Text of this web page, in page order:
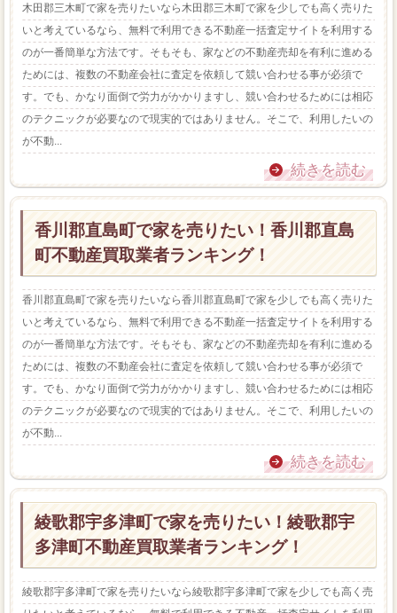
木田郡三木町で家を売りたいなら木田郡三木町で家を少しでも高く売りた
いと考えているなら、無料で利用できる不動産一括査定サイトを利用する
のが一番簡単な方法です。そもそも、家などの不動産売却を有利に進める
ためには、複数の不動産会社に査定を依頼して競い合わせる事が必須で
す。でも、かなり面倒で労力がかかりますし、競い合わせるためには相応
のテクニックが必要なので現実的ではありません。そこで、利用したいの
が不動...
続きを読む
香川郡直島町で家を売りたい！香川郡直島
町不動産買取業者ランキング！
香川郡直島町で家を売りたいなら香川郡直島町で家を少しでも高く売りた
いと考えているなら、無料で利用できる不動産一括査定サイトを利用する
のが一番簡単な方法です。そもそも、家などの不動産売却を有利に進める
ためには、複数の不動産会社に査定を依頼して競い合わせる事が必須で
す。でも、かなり面倒で労力がかかりますし、競い合わせるためには相応
のテクニックが必要なので現実的ではありません。そこで、利用したいの
が不動...
続きを読む
綾歌郡宇多津町で家を売りたい！綾歌郡宇
多津町不動産買取業者ランキング！
綾歌郡宇多津町で家を売りたいなら綾歌郡宇多津町で家を少しでも高く売